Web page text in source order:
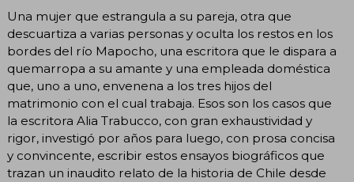
Una mujer que estrangula a su pareja, otra que
descuartiza a varias personas y oculta los restos en los
bordes del río Mapocho, una escritora que le dispara a
quemarropa a su amante y una empleada doméstica
que, uno a uno, envenena a los tres hijos del
matrimonio con el cual trabaja. Esos son los casos que
la escritora Alia Trabucco, con gran exhaustividad y
rigor, investigó por años para luego, con prosa concisa
y convincente, escribir estos ensayos biográficos que
trazan un inaudito relato de la historia de Chile desde